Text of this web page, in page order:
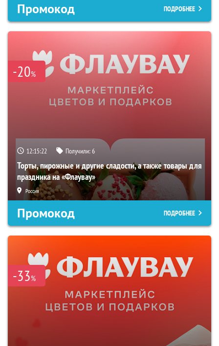
Промокод ПОДРОБНЕЕ
-20%
12:15:22 Получили:6
Торты, пирожные и другие сладости, а также товары для
праздника на «Флаувау»
Россия
Промокод ПОДРОБНЕЕ
-33%